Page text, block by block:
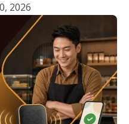
2026